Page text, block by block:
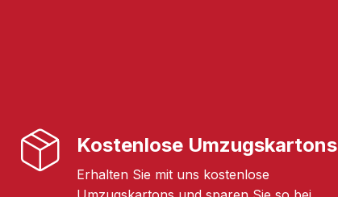
Kostenlose Umzugskartons
Erhalten Sie mit uns kostenlose